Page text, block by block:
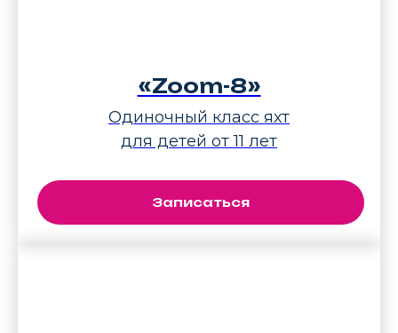
«Zoom-8»
Одиночный класс яхт
для детей от 11 лет
Записаться